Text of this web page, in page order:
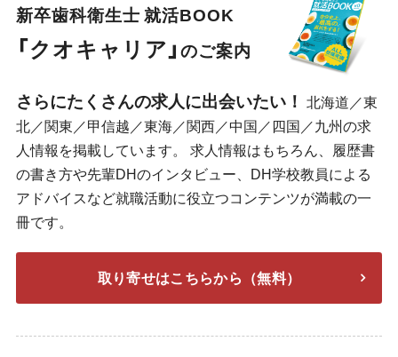
新卒歯科衛生士 就活BOOK
「クオキャリア」のご案内
さらにたくさんの求人に出会いたい！
北海道／東
北／関東／甲信越／東海／関西／中国／四国／九州の求
人情報を掲載しています。 求人情報はもちろん、履歴書
の書き方や先輩DHのインタビュー、DH学校教員による
アドバイスなど就職活動に役立つコンテンツが満載の一
冊です。
取り寄せはこちらから（無料）